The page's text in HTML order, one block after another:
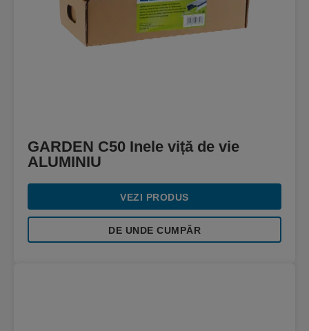
GARDEN C50 Inele viță de vie
ALUMINIU
VEZI PRODUS
DE UNDE CUMPĂR